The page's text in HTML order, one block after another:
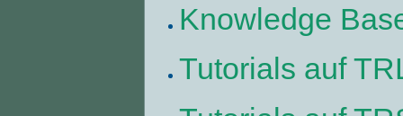
Knowledge
Tutorials auf